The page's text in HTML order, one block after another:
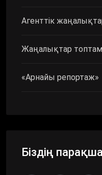
Агенттік
Жаңалықтар
«Арнайы репортаж»
Біздің